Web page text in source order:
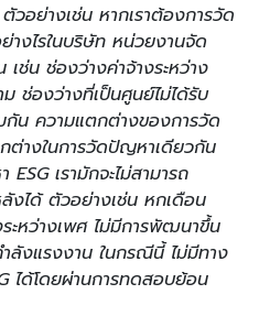
อย่างเช่น หากเราต้องการวัด
งไรในบริษัท หน่วยงานจัด
ช่น ช่องว่างค่าจ้างระหว่าง
ช่องว่างที่เป็นศูนย์ไม่ได้รับ
กัน ความแตกต่างของการวัด
ต่างในการวัดปัญหาเดียวกัน
เรามักจะไม่สามารถ
งได้ ตัวอย่างเช่น หกเดือน
ะหว่างเพศ ไม่มีการพัฒนาขึ้น
ลังแรงงาน ในกรณีนี้ ไม่มีทาง
ได้โดยผ่านการทดสอบย้อน